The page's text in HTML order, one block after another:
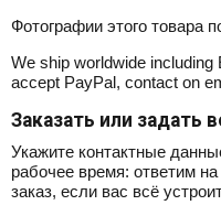
Фотографии этого товара
We ship worldwide including
accept PayPal, contact on
Заказать или задать
Укажите контактные
рабочее время: ответим
заказ, если вас всё